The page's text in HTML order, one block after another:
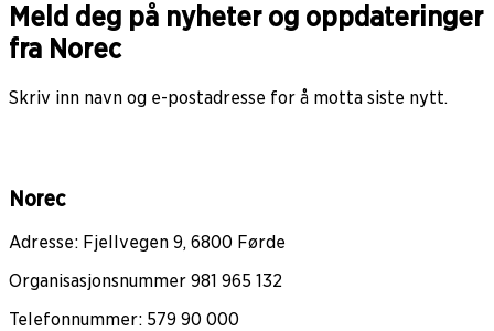
Meld deg på nyheter og oppdateringer
fra Norec
Skriv inn navn og e-postadresse for å motta siste nytt.
Norec
Adresse: Fjellvegen 9, 6800 Førde
Organisasjonsnummer 981 965 132
Telefonnummer: 579 90 000